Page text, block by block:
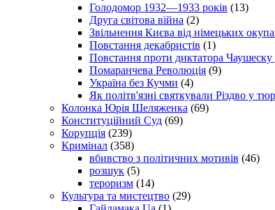
Голодомор 1932—1933 років (13)
Друга світова війна (2)
Звільнення Києва від німецьких
Повстання декабристів (1)
Повстання проти диктатора Чаушеску
Помаранчева Революція (9)
Україна без Кучми (4)
Як політв'язні святкували Різдво у
Колонка Юрія Шеляженка (69)
Конституційний Суд (69)
Корупція (239)
Кримінал (358)
вбивство з політичних мотивів (46)
розшук (5)
тероризм (14)
Культура та мистецтво (29)